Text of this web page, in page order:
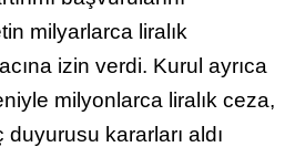
milyarlarca liralık
izin verdi. Kurul ayrıca
milyonlarca liralık ceza,
kararları aldı